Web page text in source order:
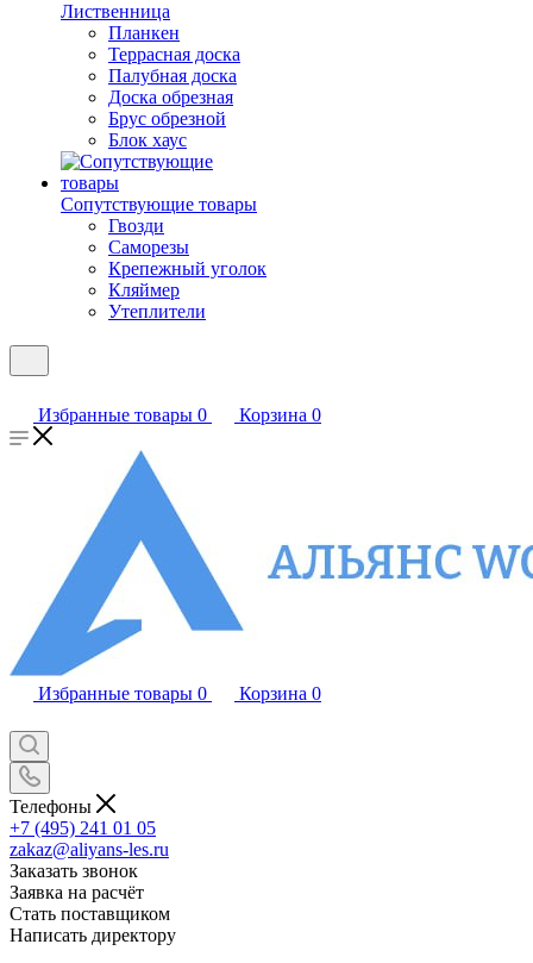
Лиственница
Планкен
Террасная доска
Палубная доска
Доска обрезная
Брус обрезной
Блок хаус
Сопутствующие товары
Гвозди
Саморезы
Крепежный уголок
Кляймер
Утеплители
Избранные товары 0 Корзина 0
Избранные товары 0 Корзина 0
Телефоны
+7 (495) 241 01 05
zakaz@aliyans-les.ru
Заказать звонок
Заявка на расчёт
Стать поставщиком
Написать директору